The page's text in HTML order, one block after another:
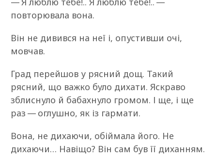
повторювала вона.
Він не дивився на неї і, опустивши очі,
мовчав.
Град перейшов у рясний дощ. Такий
рясний, що важко було дихати. Яскраво
зблиснуло й бабахнуло громом. І ще, і ще
раз — оглушно, як із гармати.
Вона, не дихаючи, обіймала його. Не
дихаючи… Навіщо? Він сам був її диханням.